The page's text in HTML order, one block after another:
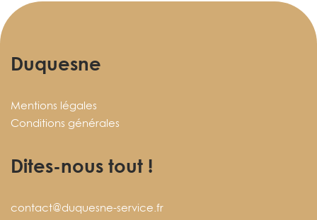
Duquesne
Mentions légales
Conditions générales
Dites-nous tout !
contact@duquesne-service.fr